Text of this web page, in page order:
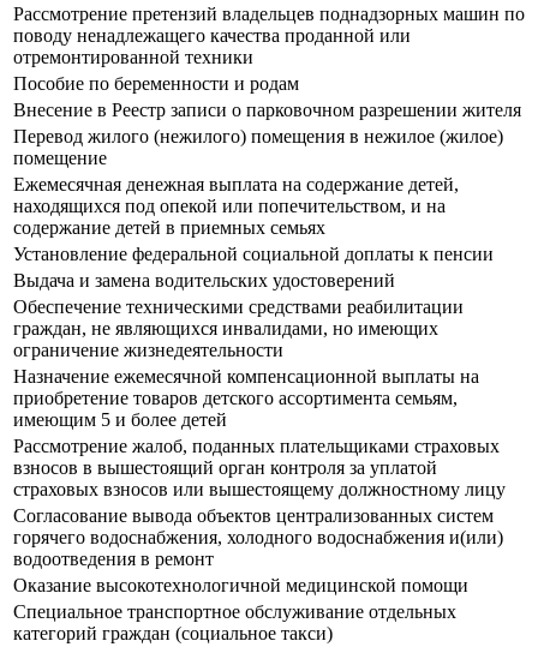
Рассмотрение претензий владельцев поднадзорных машин по
поводу ненадлежащего качества проданной или
отремонтированной техники
Пособие по беременности и родам
Внесение в Реестр записи о парковочном разрешении жителя
Перевод жилого (нежилого) помещения в нежилое (жилое)
помещение
Ежемесячная денежная выплата на содержание детей,
находящихся под опекой или попечительством, и на
содержание детей в приемных семьях
Установление федеральной социальной доплаты к пенсии
Выдача и замена водительских удостоверений
Обеспечение техническими средствами реабилитации
граждан, не являющихся инвалидами, но имеющих
ограничение жизнедеятельности
Назначение ежемесячной компенсационной выплаты на
приобретение товаров детского ассортимента семьям,
имеющим 5 и более детей
Рассмотрение жалоб, поданных плательщиками страховых
взносов в вышестоящий орган контроля за уплатой
страховых взносов или вышестоящему должностному лицу
Согласование вывода объектов централизованных систем
горячего водоснабжения, холодного водоснабжения и(или)
водоотведения в ремонт
Оказание высокотехнологичной медицинской помощи
Специальное транспортное обслуживание отдельных
категорий граждан (социальное такси)